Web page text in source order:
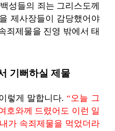
성들의 죄는 그리스도께
제사장들이 감당했어야
죄제물을 진영 밖에서 태
기뻐하실 제물
렇게 말합니다.“오늘 그
호와께 드렸어도 이런 일
가 속죄제물을 먹었더라